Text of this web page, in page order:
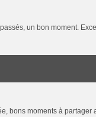
un bon moment.
bons moments à partager